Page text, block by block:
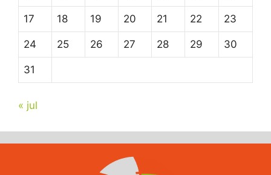
17 18 19 20 21 22 23
24 25 26 27 28 29 30
31
« jul